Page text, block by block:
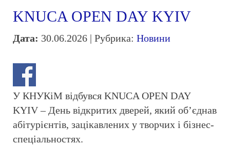
KNUCA OPEN DAY KYIV
Дата: 30.06.2026 | Рубрика: Новини
У КНУКіМ відбувся KNUCA OPEN DAY
KYIV – День відкритих дверей, який об’єднав
абітурієнтів, зацікавлених у творчих і бізнес-
спеціальностях.